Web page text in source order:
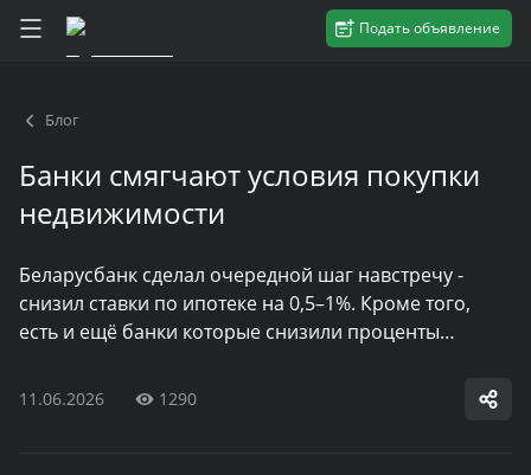
Подать объявление
Блог
Банки смягчают условия покупки
недвижимости
Беларусбанк сделал очередной шаг навстречу -
снизил ставки по ипотеке на 0,5–1%. Кроме того,
есть и ещё банки которые снизили проценты…
11.06.2026 1290